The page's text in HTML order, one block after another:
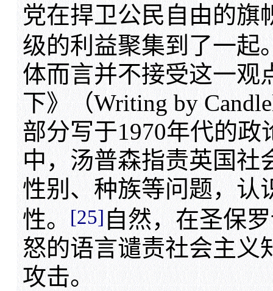
党在捍卫公民自由的旗
级的利益聚集到了一起
体而言并不接受这一观
下》（Writing by
部分写于1970年代的
中，汤普森指责英国社
性别、种族等问题，认
性。
[25] 自然，在圣保
怒的语言谴责社会主义
攻击。